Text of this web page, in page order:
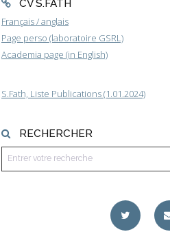
CV S.FATH
Français / anglais
Page perso (laboratoire GSRL)
Academia page (in English)
S.Fath, Liste Publications (1.01.2024)
RECHERCHER